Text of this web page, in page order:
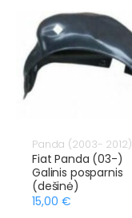
Panda (2003- 2012)
Fiat Panda (03-)
Galinis posparnis
(dešinė)
15,00 €